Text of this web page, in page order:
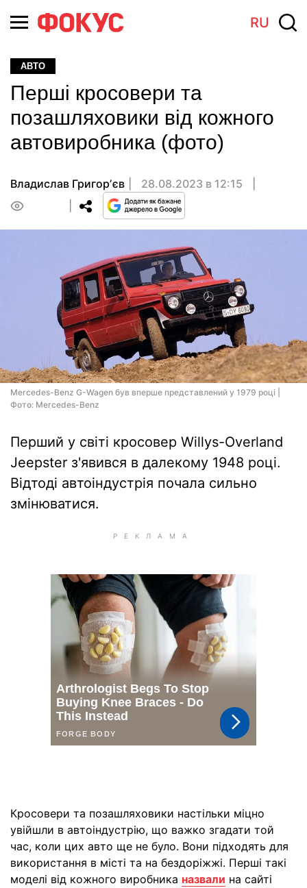
RU
АВТО
Перші кросовери та
позашляховики від кожного
автовиробника (фото)
Владислав Григорʼєв
28.08.2023 в 12:15
Mercedes-Benz G-Wagen був вперше представлений у 1979 році |
Фото: Mercedes-Benz
Перший у світі кросовер Willys-Overland
Jeepster з'явився в далекому 1948 році.
Відтоді автоіндустрія почала сильно
змінюватися.
Кросовери та позашляховики настільки міцно
увійшли в автоіндустрію, що важко згадати той
час, коли цих авто ще не було. Вони підходять для
використання в місті та на бездоріжжі. Перші такі
моделі від кожного виробника назвали на сайті